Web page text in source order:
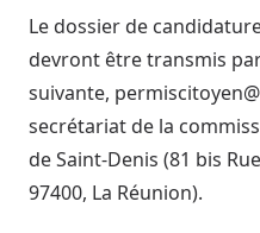
Le dossier de
devront être transmis
suivante,
secrétariat de la
de Saint-Denis (81 bis
97400, La Réunion).